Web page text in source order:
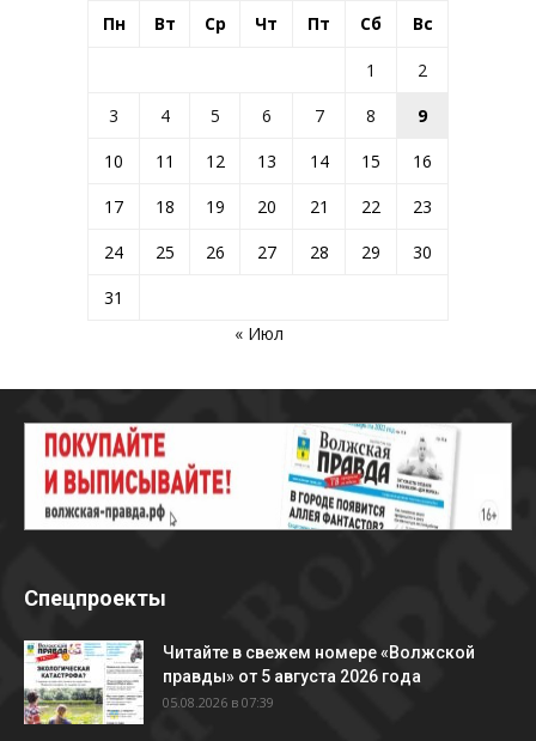
Пн Вт Ср Чт Пт Сб Вс
1
2
3
4 5 6 7 8
9
10
11 12 13 14 15
16
17
18 19 20 21 22
23
24
25 26 27 28 29
30
31
« Июл
Спецпроекты
Читайте в свежем номере «Волжской
правды» от 5 августа 2026 года
05.08.2026 в 07:39